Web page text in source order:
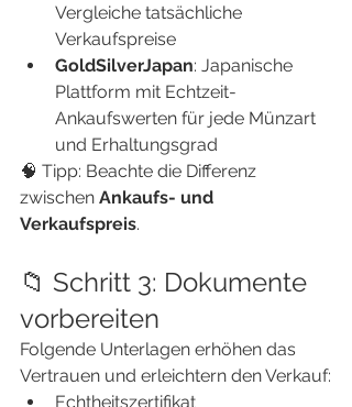
Vergleiche tatsächliche
Verkaufspreise
GoldSilverJapan: Japanische
Plattform mit Echtzeit-
Ankaufswerten für jede Münzart
und Erhaltungsgrad
🧠 Tipp: Beachte die Differenz
zwischen Ankaufs- und
Verkaufspreis.
📁 Schritt 3: Dokumente
vorbereiten
Folgende Unterlagen erhöhen das
Vertrauen und erleichtern den Verkauf:
Echtheitszertifikat